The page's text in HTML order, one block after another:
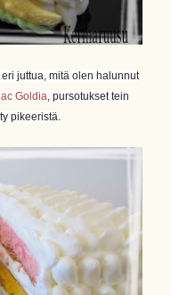
juttua, mitä olen halunnut
Goldia, pursotukset tein
pikeeristä.